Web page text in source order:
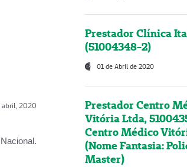
abril, 2020
Prestador Clínica
(51004348-2)
01 de Abril de 2020
Prestador Centro
Vitória Ltda,
Centro Médico
(Nome Fantasia:
Master)